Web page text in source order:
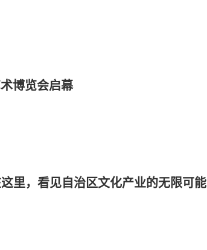
博览会启幕
里，看见自治区文化产业的无限可能